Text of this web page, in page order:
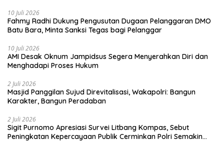
10 Juli 2026
Fahmy Radhi Dukung Pengusutan Dugaan Pelanggaran DMO
Batu Bara, Minta Sanksi Tegas bagi Pelanggar
10 Juli 2026
AMI Desak Oknum Jampidsus Segera Menyerahkan Diri dan
Menghadapi Proses Hukum
2 Juli 2026
Masjid Panggilan Sujud Direvitalisasi, Wakapolri: Bangun
Karakter, Bangun Peradaban
2 Juli 2026
Sigit Purnomo Apresiasi Survei Litbang Kompas, Sebut
Peningkatan Kepercayaan Publik Cerminkan Polri Semakin